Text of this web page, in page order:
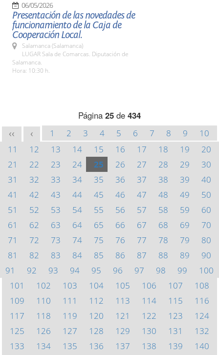
06/05/2026
Presentación de las novedades de
funcionamiento de la Caja de
Cooperación Local.
Salamanca (Salamanca)
LUGAR Sala de Comarcas. Diputación de
Salamanca.
Hora: 10:30 h.
Página 25 de 434
<< < 1 2 3 4 5 6 7 8 9
10
11
12 13 14 15 16 17 18 19
20
21
22 23 24 25 26 27 28 29
30
31
32 33 34 35 36 37 38 39
40
41
42 43 44 45 46 47 48 49
50
51
52 53 54 55 56 57 58 59
60
61
62 63 64 65 66 67 68 69
70
71
72 73 74 75 76 77 78 79
80
81
82 83 84 85 86 87 88 89
90
91
92 93 94 95 96 97 98 99
100
101
102 103 104 105 106 107
108
109
110 111 112 113 114 115
116
117
118 119 120 121 122 123
124
125
126 127 128 129 130 131
132
133
134 135 136 137 138 139
140